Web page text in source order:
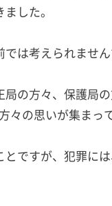
した。
は考えられません
の方々、保護局
々の思いが集まっ
ですが、犯罪に